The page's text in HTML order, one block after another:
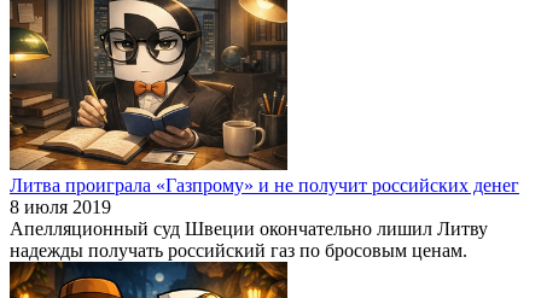
Литва проиграла «Газпрому» и не получит российских денег
8 июля 2019
Апелляционный суд Швеции окончательно лишил Литву
надежды получать российский газ по бросовым ценам.